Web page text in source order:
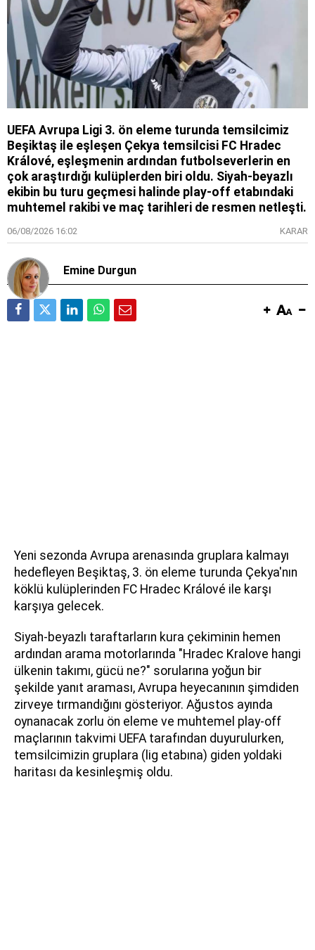
UEFA Avrupa Ligi 3. ön eleme turunda temsilcimiz
Beşiktaş ile eşleşen Çekya temsilcisi FC Hradec
Králové, eşleşmenin ardından futbolseverlerin en
çok araştırdığı kulüplerden biri oldu. Siyah-beyazlı
ekibin bu turu geçmesi halinde play-off etabındaki
muhtemel rakibi ve maç tarihleri de resmen netleşti.
06/08/2026 16:02 KARAR
Emine Durgun
Yeni sezonda Avrupa arenasında gruplara kalmayı
hedefleyen Beşiktaş, 3. ön eleme turunda Çekya'nın
köklü kulüplerinden FC Hradec Králové ile karşı
karşıya gelecek.
Siyah-beyazlı taraftarların kura çekiminin hemen
ardından arama motorlarında "Hradec Kralove hangi
ülkenin takımı, gücü ne?" sorularına yoğun bir
şekilde yanıt araması, Avrupa heyecanının şimdiden
zirveye tırmandığını gösteriyor. Ağustos ayında
oynanacak zorlu ön eleme ve muhtemel play-off
maçlarının takvimi UEFA tarafından duyurulurken,
temsilcimizin gruplara (lig etabına) giden yoldaki
haritası da kesinleşmiş oldu.